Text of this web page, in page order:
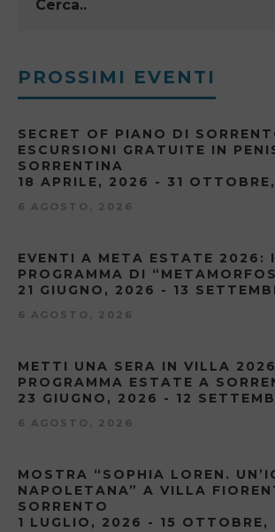
PROSSIMI EVENTI
SECRET OF PIANO DI
ESCURSIONI GRATUITE IN
SORRENTINA
18 APRILE, 2026 - 31
6 AGOSTO, 2026
EVENTI A META ESTATE 2026:
PROGRAMMA DI
21 GIUGNO, 2026 - 13
6 AGOSTO, 2026
METTI UNA SERA IN VILLA
PROGRAMMA ESTATE A
23 GIUGNO, 2026 - 12
6 AGOSTO, 2026
MOSTRA “SOPHIA LOREN.
NAPOLETANA” A VILLA
SORRENTO
1 LUGLIO, 2026 - 15 OTTOBRE,